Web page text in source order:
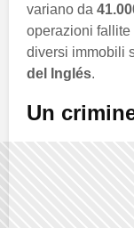
variano da
operazioni fallite
diversi immobili
del Inglés.
Un